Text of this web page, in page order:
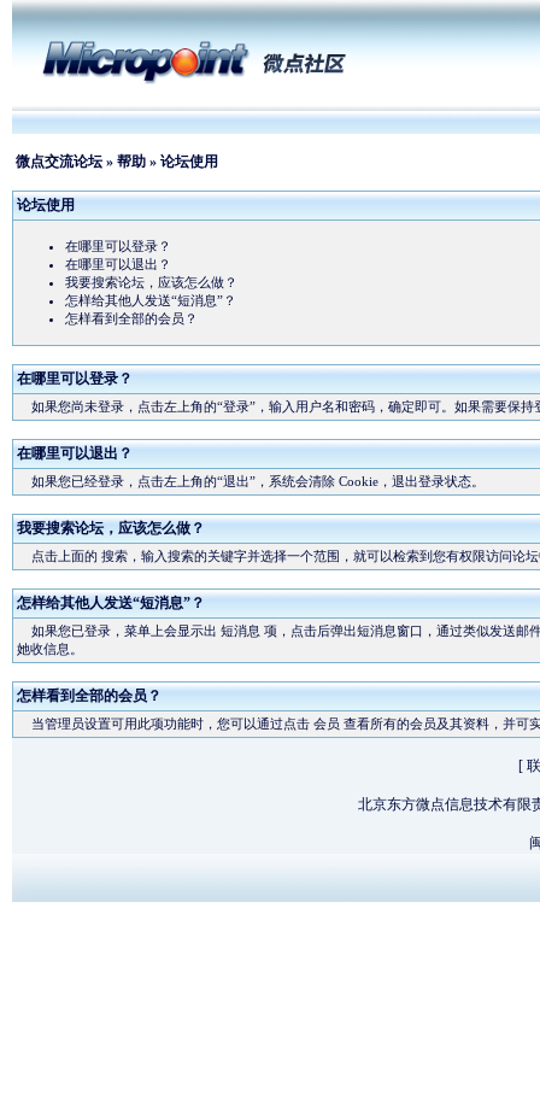
微点交流论坛 » 帮助 » 论坛使用
论坛使用
在哪里可以登录？
在哪里可以退出？
我要搜索论坛，应该怎么做？
怎样给其他人发送“短消息”？
怎样看到全部的会员？
在哪里可以登录？
如果您尚未登录，点击左上角的“登录”，输入用户名和密码，确定即可。如果需要保
在哪里可以退出？
如果您已经登录，点击左上角的“退出”，系统会清除 Cookie，退出登录状态。
我要搜索论坛，应该怎么做？
点击上面的 搜索 ，输入搜索的关键字并选择一个范围，就可以检索到您有权限访问论
怎样给其他人发送“短消息”？
如果您已登录，菜单上会显示出 短消息 项，点击后弹出短消息窗口，通过类似发送邮
她收信息。
怎样看到全部的会员？
当管理员设置可用此项功能时，您可以通过点击 会员 查看所有的会员及其资料，并可
[
北京东方微点信息技术有限